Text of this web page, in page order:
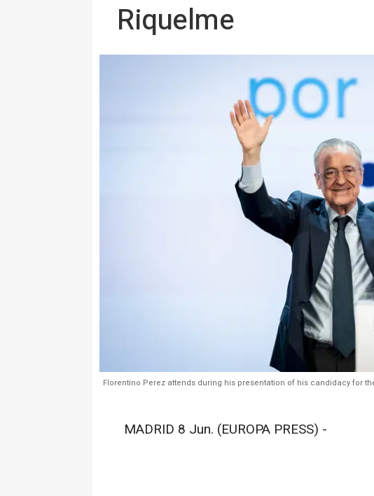
Riquelme
Florentino Perez attends during his presentation of his candidacy for
MADRID 8 Jun. (EUROPA PRESS) -